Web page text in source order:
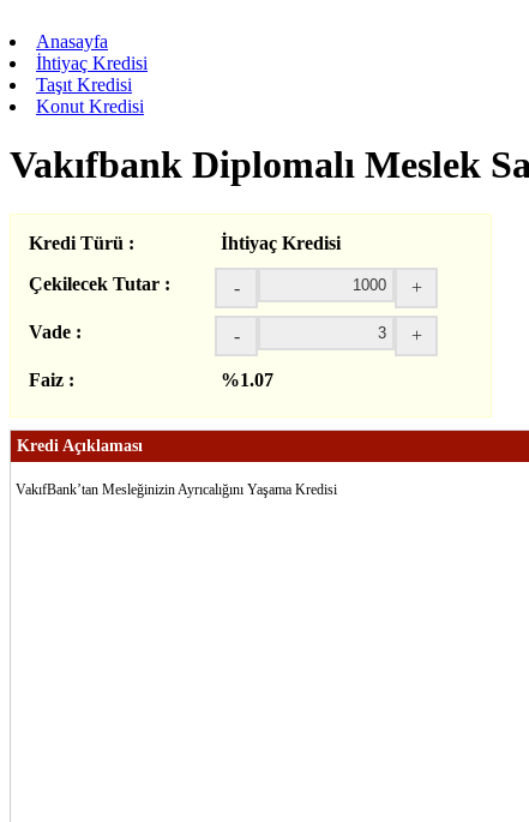
Anasayfa
İhtiyaç Kredisi
Taşıt Kredisi
Konut Kredisi
Vakıfbank Diplomalı Meslek
Kredi Türü :
İhtiyaç Kredisi
Çekilecek Tutar :
- +
Vade : - +
Faiz : %1.07
Kredi Açıklaması
VakıfBank’tan Mesleğinizin Ayrıcalığını Yaşama Kredisi